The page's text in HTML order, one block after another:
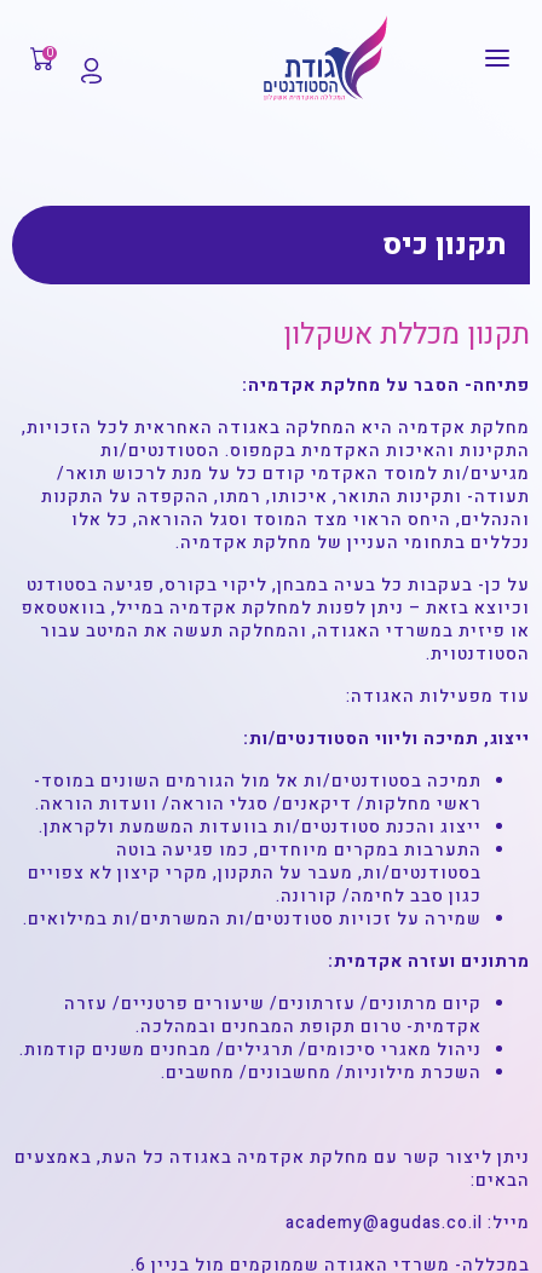
0
תקנון כיס
תקנון מכללת אשקלון
פתיחה- הסבר על מחלקת אקדמיה:
מחלקת אקדמיה היא המחלקה באגודה האחראית לכל הזכויות,
התקינות והאיכות האקדמית בקמפוס. הסטודנטים/ות
מגיעים/ות למוסד האקדמי קודם כל על מנת לרכוש תואר/
תעודה- ותקינות התואר, איכותו, רמתו, ההקפדה על התקנות
והנהלים, היחס הראוי מצד המוסד וסגל ההוראה, כל אלו
נכללים בתחומי העניין של מחלקת אקדמיה.
על כן- בעקבות כל בעיה במבחן, ליקוי בקורס, פגיעה בסטודנט
וכיוצא בזאת – ניתן לפנות למחלקת אקדמיה במייל, בוואטסאפ
או פיזית במשרדי האגודה, והמחלקה תעשה את המיטב עבור
הסטודנטוית.
עוד מפעילות האגודה:
ייצוג, תמיכה וליווי הסטודנטים/ות:
תמיכה בסטודנטים/ות אל מול הגורמים השונים במוסד-
ראשי מחלקות/ דיקאנים/ סגלי הוראה/ וועדות הוראה.
ייצוג והכנת סטודנטים/ות בוועדות המשמעת ולקראתן.
התערבות במקרים מיוחדים, כמו פגיעה בוטה
בסטודנטים/ות, מעבר על התקנון, מקרי קיצון לא צפויים
כגון סבב לחימה/ קורונה.
שמירה על זכויות סטודנטים/ות המשרתים/ות במילואים.
מרתונים ועזרה אקדמית:
קיום מרתונים/ עזרתונים/ שיעורים פרטניים/ עזרה
אקדמית- טרום תקופת המבחנים ובמהלכה.
ניהול מאגרי סיכומים/ תרגילים/ מבחנים משנים קודמות.
השכרת מילוניות/ מחשבונים/ מחשבים.
ניתן ליצור קשר עם מחלקת אקדמיה באגודה כל העת, באמצעים
הבאים:
מייל: academy@agudas.co.il
במכללה- משרדי האגודה שממוקמים מול בניין 6.